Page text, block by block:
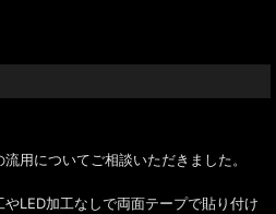
用についてご相談いただきました。
LED加工なしで両面テープで貼り付け